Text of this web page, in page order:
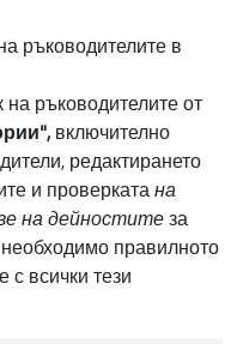
ръководителите в
ръководителите от
включително
редактирането
и проверката на
на дейноститеза
правилното
с всички тези